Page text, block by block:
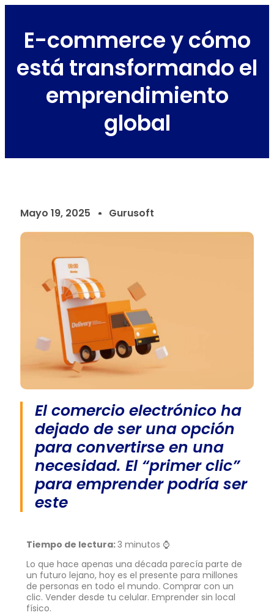
E-commerce y cómo
está transformando el
emprendimiento
global
Mayo 19, 2025 Gurusoft
El comercio electrónico ha
dejado de ser una opción
para convertirse en una
necesidad. El “primer clic”
para emprender podría ser
este
Tiempo de lectura:3 minutos ⌚
Lo que hace apenas una década parecía parte de
un futuro lejano, hoy es el presente para millones
de personas en todo el mundo. Comprar con un
clic. Vender desde tu celular. Emprender sin local
físico.